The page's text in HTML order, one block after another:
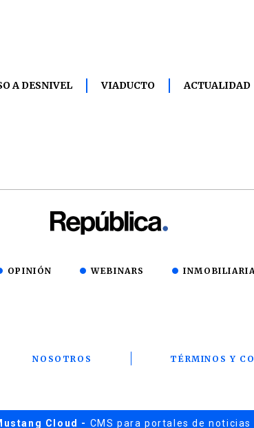
A DESNIVEL VIADUCTO ACTUALIDAD
OPINIÓN WEBINARS INMOBILIARIA
NOSOTROS TÉRMINOS Y
Cloud - CMS para portales de noticias